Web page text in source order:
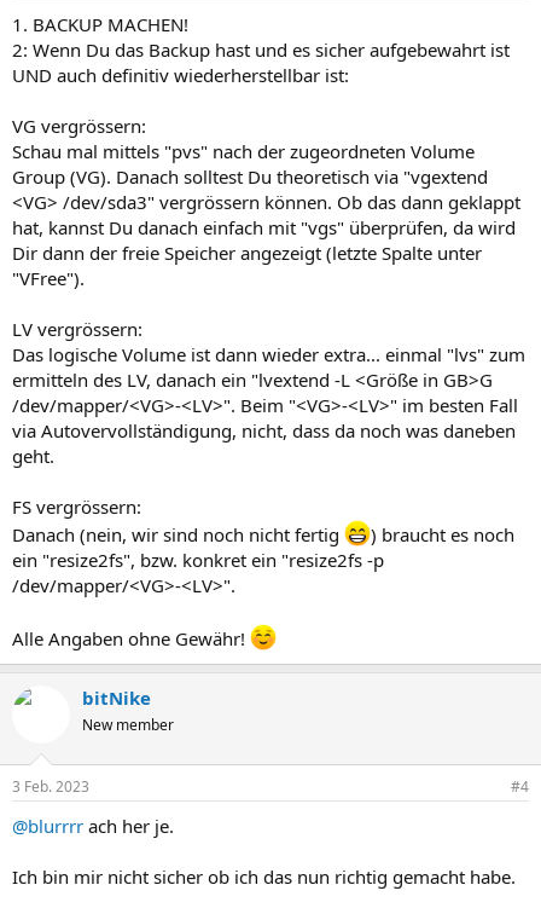
1. BACKUP MACHEN!
2: Wenn Du das Backup hast und es sicher aufgebewahrt ist
UND auch definitiv wiederherstellbar ist:
VG vergrössern:
Schau mal mittels "pvs" nach der zugeordneten Volume
Group (VG). Danach solltest Du theoretisch via "vgextend
<VG> /dev/sda3" vergrössern können. Ob das dann geklappt
hat, kannst Du danach einfach mit "vgs" überprüfen, da wird
Dir dann der freie Speicher angezeigt (letzte Spalte unter
"VFree").
LV vergrössern:
Das logische Volume ist dann wieder extra... einmal "lvs" zum
ermitteln des LV, danach ein "lvextend -L <Größe in GB>G
/dev/mapper/<VG>-<LV>". Beim "<VG>-<LV>" im besten Fall
via Autovervollständigung, nicht, dass da noch was daneben
geht.
FS vergrössern:
Danach (nein, wir sind noch nicht fertig
) braucht es noch
ein "resize2fs", bzw. konkret ein "resize2fs -p
/dev/mapper/<VG>-<LV>".
Alle Angaben ohne Gewähr!
bitNike
New member
3 Feb. 2023 #4
@blurrrr ach her je.
Ich bin mir nicht sicher ob ich das nun richtig gemacht habe.